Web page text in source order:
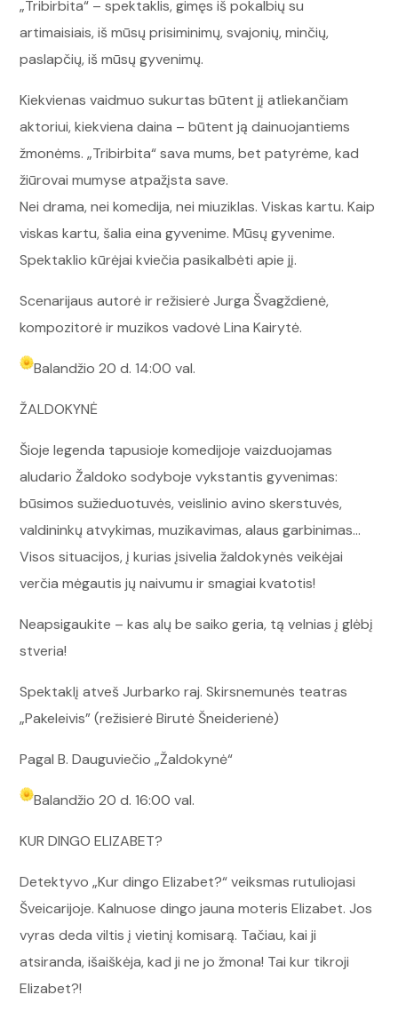
„Tribirbita“ – spektaklis, gimęs iš pokalbių su
artimaisiais, iš mūsų prisiminimų, svajonių, minčių,
paslapčių, iš mūsų gyvenimų.
Kiekvienas vaidmuo sukurtas būtent jį atliekančiam
aktoriui, kiekviena daina – būtent ją dainuojantiems
žmonėms. „Tribirbita“ sava mums, bet patyrėme, kad
žiūrovai mumyse atpažįsta save.
Nei drama, nei komedija, nei miuziklas. Viskas kartu. Kaip
viskas kartu, šalia eina gyvenime. Mūsų gyvenime.
Spektaklio kūrėjai kviečia pasikalbėti apie jį.
Scenarijaus autorė ir režisierė Jurga Švagždienė,
kompozitorė ir muzikos vadovė Lina Kairytė.
Balandžio 20 d. 14:00 val.
ŽALDOKYNĖ
Šioje legenda tapusioje komedijoje vaizduojamas
aludario Žaldoko sodyboje vykstantis gyvenimas:
būsimos sužieduotuvės, veislinio avino skerstuvės,
valdininkų atvykimas, muzikavimas, alaus garbinimas…
Visos situacijos, į kurias įsivelia žaldokynės veikėjai
verčia mėgautis jų naivumu ir smagiai kvatotis!
Neapsigaukite – kas alų be saiko geria, tą velnias į glėbį
stveria!
Spektaklį atveš Jurbarko raj. Skirsnemunės teatras
„Pakeleivis” (režisierė Birutė Šneiderienė)
Pagal B. Dauguviečio „Žaldokynė“
Balandžio 20 d. 16:00 val.
KUR DINGO ELIZABET?
Detektyvo „Kur dingo Elizabet?“ veiksmas rutuliojasi
Šveicarijoje. Kalnuose dingo jauna moteris Elizabet. Jos
vyras deda viltis į vietinį komisarą. Tačiau, kai ji
atsiranda, išaiškėja, kad ji ne jo žmona! Tai kur tikroji
Elizabet?!